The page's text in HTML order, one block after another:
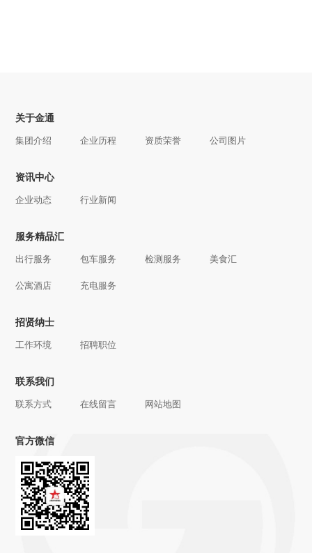
关于金通
集团介绍 企业历程 资质荣誉 公司图片
资讯中心
企业动态 行业新闻
服务精品汇
出行服务 包车服务 检测服务 美食汇
公寓酒店 充电服务
招贤纳士
工作环境 招聘职位
联系我们
联系方式 在线留言 网站地图
官方微信